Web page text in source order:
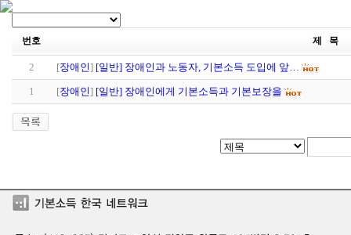
번호 제 목
2 [장애인] [일반] 장애인과 노동자, 기본소득 도입에 앞…
1 [장애인] [일반] 장애인에게 기본소득과 기본보장을